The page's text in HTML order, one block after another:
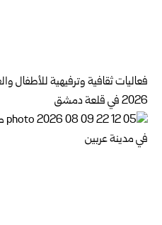
فعاليات ثقافية وترفيهية للأطفال
2026 في قلعة دمشق